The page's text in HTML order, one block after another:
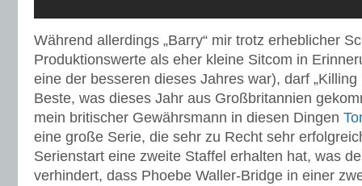
Während allerdings „Barry“ mir trotz erheblicher
Produktionswerte als eher kleine Sitcom in
eine der besseren dieses Jahres war), darf „Killing
Beste, was dieses Jahr aus Großbritannien
mein britischer Gewährsmann in diesen Dingen
eine große Serie, die sehr zu Recht sehr
Serienstart eine zweite Staffel erhalten hat, was
verhindert, dass Phoebe Waller-Bridge in einer